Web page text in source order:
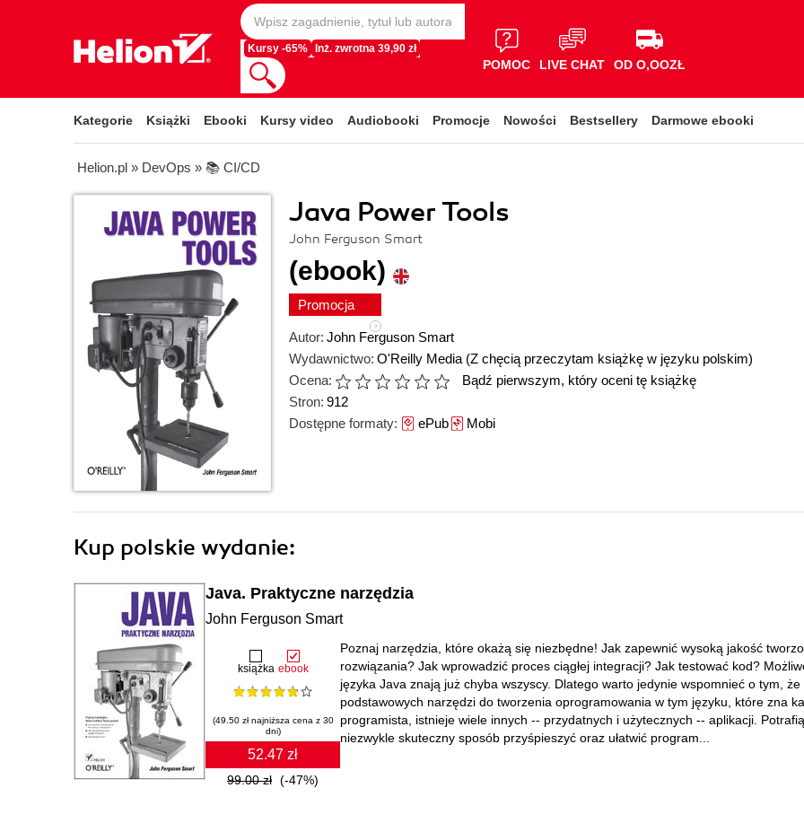
Kursy -65% Inż. zwrotna 39,90 zł
POMOC LIVE CHAT OD O,OOZŁ
Kategorie Książki Ebooki Kursy video Audiobooki Promocje Nowości Bestsellery Darmowe ebooki
Helion.pl » DevOps » 📚 CI/CD
Java Power Tools
John Ferguson Smart
(ebook)
Promocja
Autor: John Ferguson Smart
Wydawnictwo: O'Reilly Media (Z chęcią przeczytam książkę w języku polskim)
Ocena:
Bądź pierwszym, który oceni tę książkę
Stron: 912
Dostępne formaty: ePubMobi
Kup polskie wydanie:
Java. Praktyczne narzędzia
John Ferguson Smart
książka ebook
(49.50 zł najniższa cena z 30
dni)
52.47 zł
99.00 zł (-47%)
Poznaj narzędzia, które okażą się niezbędne! Jak zapewnić wysoką jakość
rozwiązania? Jak wprowadzić proces ciągłej integracji? Jak testować kod?
języka Java znają już chyba wszyscy. Dlatego warto jedynie wspomnieć o tym, że
podstawowych narzędzi do tworzenia oprogramowania w tym języku, które zna
programista, istnieje wiele innych -- przydatnych i użytecznych -- aplikacji.
niezwykle skuteczny sposób przyśpieszyć oraz ułatwić program...